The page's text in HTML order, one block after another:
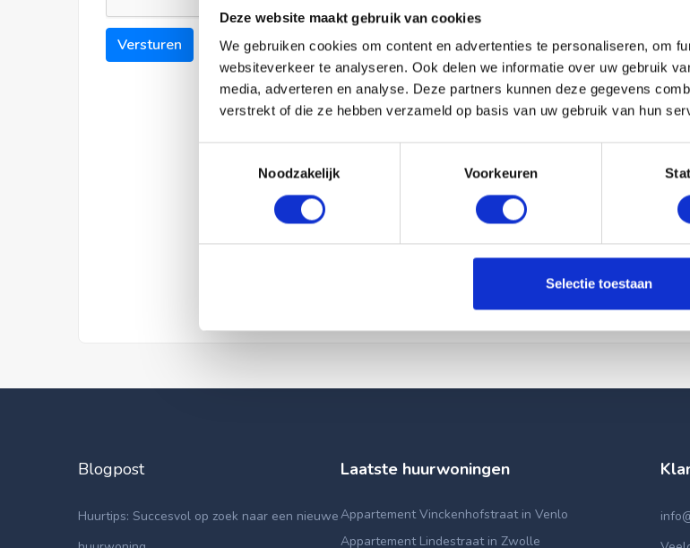
Deze website maakt gebruik van cookies
We gebruiken cookies om content en advertenties te personaliseren, om
websiteverkeer te analyseren. Ook delen we informatie over uw gebruik
media, adverteren en analyse. Deze partners kunnen deze gegevens
verstrekt of die ze hebben verzameld op basis van uw gebruik van hun
Noodzakelijk
Voorkeuren
Selectie toestaan
Versturen
Blogpost
Huurtips: Succesvol op zoek naar een nieuwe
Laatste huurwoningen
Appartement Vinckenhofstraat in Venlo
Appartement Lindestraat in Zwolle